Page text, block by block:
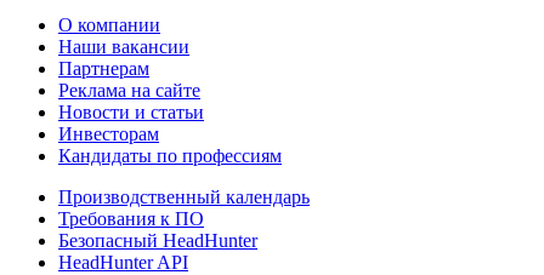
О компании
Наши вакансии
Партнерам
Реклама на сайте
Новости и статьи
Инвесторам
Кандидаты по профессиям
Производственный календарь
Требования к ПО
Безопасный HeadHunter
HeadHunter API